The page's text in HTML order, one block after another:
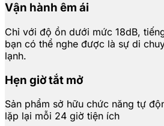
Vận hành êm ái
Chỉ với độ ồn dưới mức 18dB,
bạn có thể nghe được là sự di
lạnh.
Hẹn giờ tắt mở
Sản phẩm sở hữu chức năng tự
lặp lại mỗi 24 giờ tiện ích